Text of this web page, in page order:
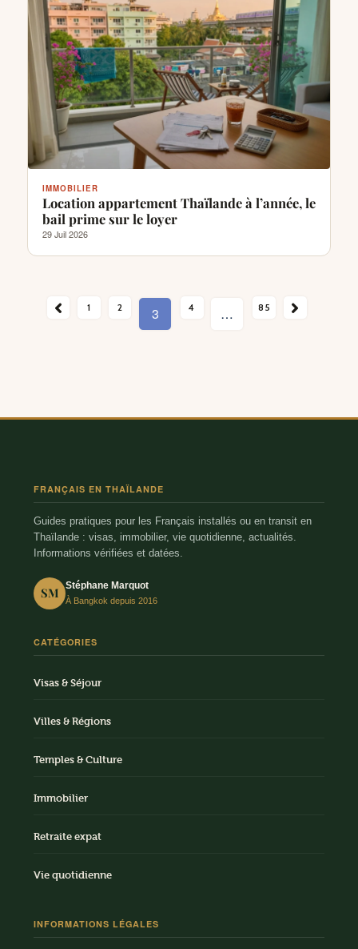
IMMOBILIER
Location appartement Thaïlande à l’année, le
bail prime sur le loyer
29 Juil 2026
1 2 3 4 … 85
SUIVANT →
FRANÇAIS EN THAÏLANDE
Guides pratiques pour les Français installés ou en transit en
Thaïlande : visas, immobilier, vie quotidienne, actualités.
Informations vérifiées et datées.
SM Stéphane Marquot
À Bangkok depuis 2016
CATÉGORIES
Visas & Séjour
Villes & Régions
Temples & Culture
Immobilier
Retraite expat
Vie quotidienne
INFORMATIONS LÉGALES